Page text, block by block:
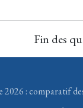
Fin des
2026 : comparatif